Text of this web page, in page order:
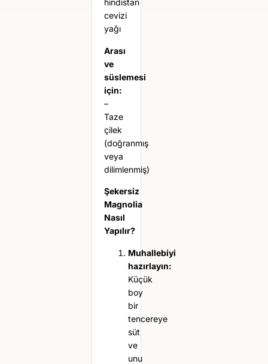
hindistan
cevizi
yağı
Arası
ve
süslemesi
için:
–
Taze
çilek
(doğranmış
veya
dilimlenmiş)
Şekersiz
Magnolia
Nasıl
Yapılır?
Muhallebiyi
hazırlayın:
Küçük
boy
bir
tencereye
süt
ve
unu